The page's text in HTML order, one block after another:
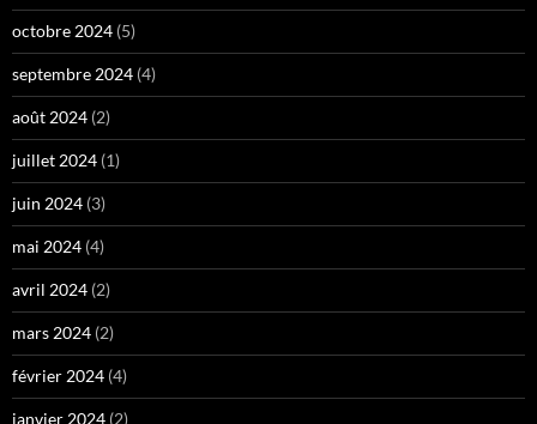
octobre 2024 (5)
septembre 2024 (4)
août 2024 (2)
juillet 2024 (1)
juin 2024 (3)
mai 2024 (4)
avril 2024 (2)
mars 2024 (2)
février 2024 (4)
janvier 2024 (2)